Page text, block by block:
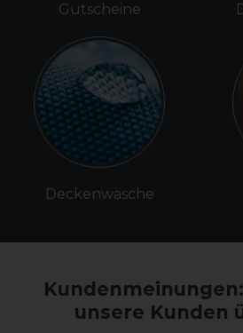
Gutscheine
Deckenwäsche
unsere Kunden